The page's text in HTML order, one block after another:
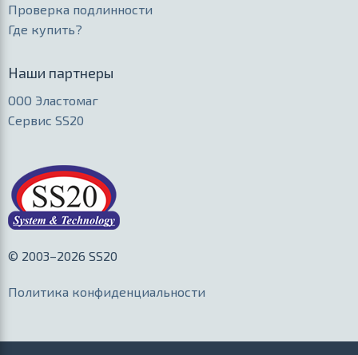
Проверка подлинности
Где купить?
Наши партнеры
ООО Эластомаг
Сервис SS20
© 2003–2026 SS20
Политика конфиденциальности